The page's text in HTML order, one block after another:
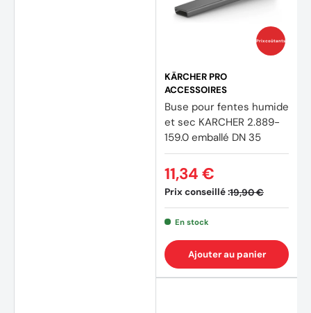
Prix coûtants
KÄRCHER PRO
ACCESSOIRES
Buse pour fentes humide
et sec KARCHER 2.889-
159.0 emballé DN 35
Prix conseillé :19,90 €
11,34 €
En stock
Ajouter au panier